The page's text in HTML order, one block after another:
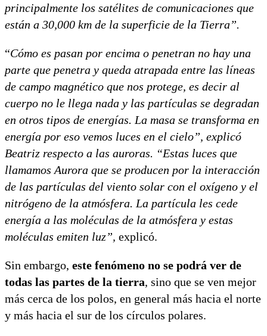
principalmente los satélites de comunicaciones que
están a 30,000 km de la superficie de la Tierra”.
“Cómo es pasan por encima o penetran no hay una
parte que penetra y queda atrapada entre las líneas
de campo magnético que nos protege, es decir al
cuerpo no le llega nada y las partículas se degradan
en otros tipos de energías. La masa se transforma en
energía por eso vemos luces en el cielo”, explicó
Beatriz respecto a las auroras. “Estas luces que
llamamos Aurora que se producen por la interacción
de las partículas del viento solar con el oxígeno y el
nitrógeno de la atmósfera. La partícula les cede
energía a las moléculas de la atmósfera y estas
moléculas emiten luz”, explicó.
Sin embargo, este fenómeno no se podrá ver de
todas las partes de la tierra, sino que se ven mejor
más cerca de los polos, en general más hacia el norte
y más hacia el sur de los círculos polares.